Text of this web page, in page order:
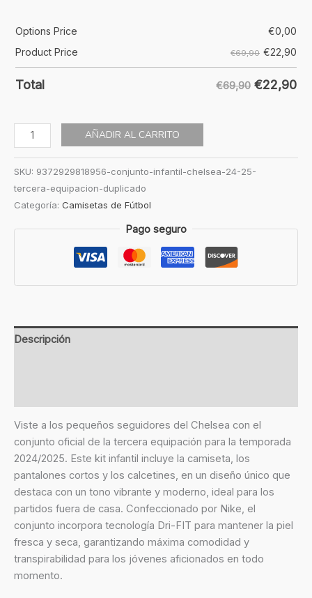
Options Price €0,00
Product Price
€69,90 €22,90
Total €69,90 €22,90
AÑADIR AL CARRITO
SKU: 9372929818956-conjunto-infantil-chelsea-24-25-
tercera-equipacion-duplicado
Categoría: Camisetas de Fútbol
Pago seguro
Descripción
Viste a los pequeños seguidores del Chelsea con el
conjunto oficial de la tercera equipación para la temporada
2024/2025. Este kit infantil incluye la camiseta, los
pantalones cortos y los calcetines, en un diseño único que
destaca con un tono vibrante y moderno, ideal para los
partidos fuera de casa. Confeccionado por Nike, el
conjunto incorpora tecnología Dri-FIT para mantener la piel
fresca y seca, garantizando máxima comodidad y
transpirabilidad para los jóvenes aficionados en todo
momento.